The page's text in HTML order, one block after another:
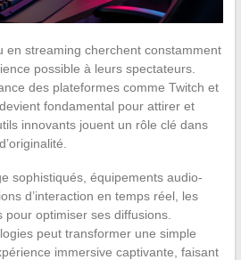
en streaming cherchent constamment
possible à leurs spectateurs.
des plateformes comme Twitch et
fondamental pour attirer et
innovants jouent un rôle clé dans
sophistiqués, équipements audio-
d’interaction en temps réel, les
optimiser ses diffusions.
peut transformer une simple
immersive captivante, faisant